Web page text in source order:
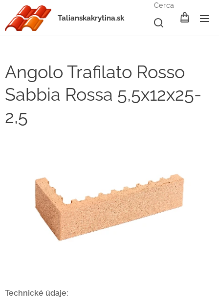
Talianskakrytina.sk
Cerca
Angolo Trafilato Rosso
Sabbia Rossa 5,5x12x25-
2,5
Technické údaje: